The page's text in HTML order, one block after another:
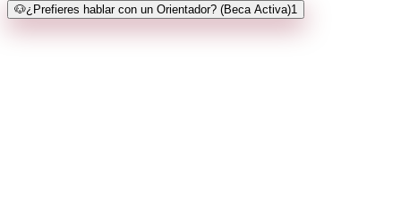
🐶¿Prefieres hablar con un Orientador? (Beca Activa)1